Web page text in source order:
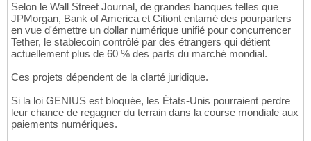
Selon le Wall Street Journal, de grandes banques telles que
JPMorgan, Bank of America et Citiont entamé des pourparlers
en vue d'émettre un dollar numérique unifié pour concurrencer
Tether, le stablecoin contrôlé par des étrangers qui détient
actuellement plus de 60 % des parts du marché mondial.
Ces projets dépendent de la clarté juridique.
Si la loi GENIUS est bloquée, les États-Unis pourraient perdre
leur chance de regagner du terrain dans la course mondiale aux
paiements numériques.